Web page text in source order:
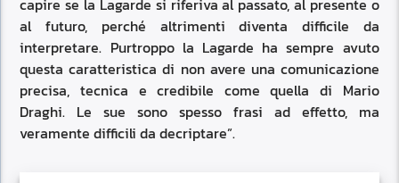
al futuro, perché altrimenti diventa difficile da
interpretare. Purtroppo la Lagarde ha sempre avuto
questa caratteristica di non avere una comunicazione
precisa, tecnica e credibile come quella di Mario
Draghi. Le sue sono spesso frasi ad effetto, ma
veramente difficili da decriptare”.